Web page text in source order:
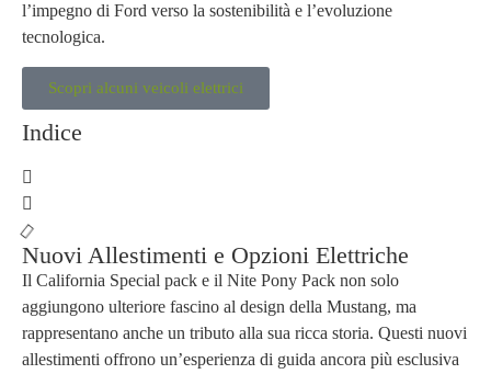
l’impegno di Ford verso la sostenibilità e l’evoluzione
tecnologica.
Scopri alcuni veicoli elettrici
Indice
Nuovi Allestimenti e Opzioni Elettriche
Il California Special pack e il Nite Pony Pack non solo
aggiungono ulteriore fascino al design della Mustang, ma
rappresentano anche un tributo alla sua ricca storia. Questi nuovi
allestimenti offrono un’esperienza di guida ancora più esclusiva